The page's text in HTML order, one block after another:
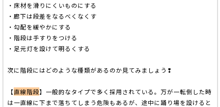
・床材を滑りにくいものにする
・廊下は段差をなるべくなくす
・勾配を緩やかにする
・階段は手すりをつける
・足元灯を設けて明るくする
次に階段にはどのような種類があるのか見てみましょう❢
【直線階段】一般的なタイプで多く採用されている。万が一転倒した時
は一直線に下まで落ちてしまう危険もあるが、途中に踊り場を設けると